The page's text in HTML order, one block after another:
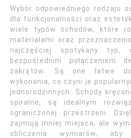
Wybór odpowiedniego rodzaju
dla funkcjonalności oraz
wiele typów schodów, które
materiałami oraz
najczęściej spotykany typ,
bezpośrednim połączeniem
zakrętów. Są one łatwe
wykonania, co czyni je
jednorodzinnych. Schody
spiralne, są idealnym
ograniczonej przestrzeni.
zajmują mniej miejsca, ale
obliczenia wymiarów,